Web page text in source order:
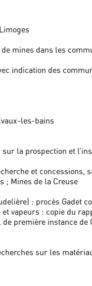
mines dans les
indication des
les-bains
la prospection et
et concessions,
; Mines de la Creuse
: procès Gadet
vapeurs : copie du
première instance de
sur les